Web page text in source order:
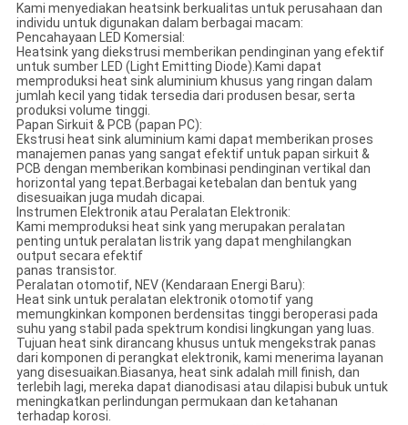
Kami menyediakan heatsink berkualitas untuk perusahaan dan
individu untuk digunakan dalam berbagai macam:
Pencahayaan LED Komersial:
Heatsink yang diekstrusi memberikan pendinginan yang efektif
untuk sumber LED (Light Emitting Diode).Kami dapat
memproduksi heat sink aluminium khusus yang ringan dalam
jumlah kecil yang tidak tersedia dari produsen besar, serta
produksi volume tinggi.
Papan Sirkuit & PCB (papan PC):
Ekstrusi heat sink aluminium kami dapat memberikan proses
manajemen panas yang sangat efektif untuk papan sirkuit &
PCB dengan memberikan kombinasi pendinginan vertikal dan
horizontal yang tepat.Berbagai ketebalan dan bentuk yang
disesuaikan juga mudah dicapai.
Instrumen Elektronik atau Peralatan Elektronik:
Kami memproduksi heat sink yang merupakan peralatan
penting untuk peralatan listrik yang dapat menghilangkan
output secara efektif
panas transistor.
Peralatan otomotif, NEV (Kendaraan Energi Baru):
Heat sink untuk peralatan elektronik otomotif yang
memungkinkan komponen berdensitas tinggi beroperasi pada
suhu yang stabil pada spektrum kondisi lingkungan yang luas.
Tujuan heat sink dirancang khusus untuk mengekstrak panas
dari komponen di perangkat elektronik, kami menerima layanan
yang disesuaikan.Biasanya, heat sink adalah mill finish, dan
terlebih lagi, mereka dapat dianodisasi atau dilapisi bubuk untuk
meningkatkan perlindungan permukaan dan ketahanan
terhadap korosi.